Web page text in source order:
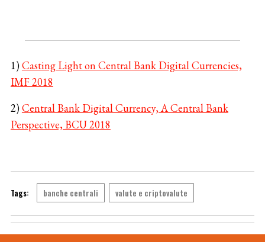
1)Casting Light on Central Bank Digital Currencies,
IMF 2018
2)Central Bank Digital Currency, A Central Bank
Perspective, BCU 2018
banche centrali valute e criptovalute